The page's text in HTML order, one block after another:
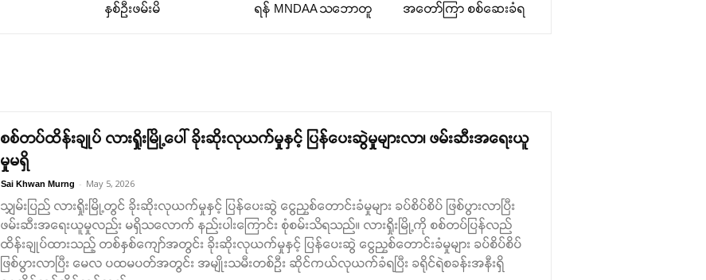
နှစ်ဦးဖမ်းမိ
ရန် MNDAA သဘောတူ
အတော်ကြာ စစ်ဆေးခံရ
စစ်တပ်ထိန်းချုပ် လားရှိုးမြို့ပေါ် ခိုးဆိုးလုယက်မှုနှင့် ပြန်ပေးဆွဲမှုများလာ၊ ဖမ်းဆီးအရေးယူ
မှုမရှိ
Sai Khwan Murng - May 5, 2026
သျှမ်းပြည် လားရှိုးမြို့တွင် ခိုးဆိုးလုယက်မှုနှင့် ပြန်ပေးဆွဲ ငွေညှစ်တောင်းခံမှုများ ခပ်စိပ်စိပ် ဖြစ်ပွားလာပြီး
ဖမ်းဆီးအရေးယူမှုလည်း မရှိသလောက် နည်းပါးကြောင်း စုံစမ်းသိရသည်။ လားရှိုးမြို့ကို စစ်တပ်ပြန်လည်
ထိန်းချုပ်ထားသည့် တစ်နှစ်ကျော်အတွင်း ခိုးဆိုးလုယက်မှုနှင့် ပြန်ပေးဆွဲ ငွေညှစ်တောင်းခံမှုများ ခပ်စိပ်စိပ်
ဖြစ်ပွားလာပြီး မေလ ပထမပတ်အတွင်း အမျိုးသမီးတစ်ဦး ဆိုင်ကယ်လုယက်ခံရပြီး ခရိုင်ရဲစခန်းအနီးရှိ